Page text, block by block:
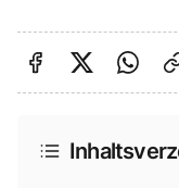
Auf Auf